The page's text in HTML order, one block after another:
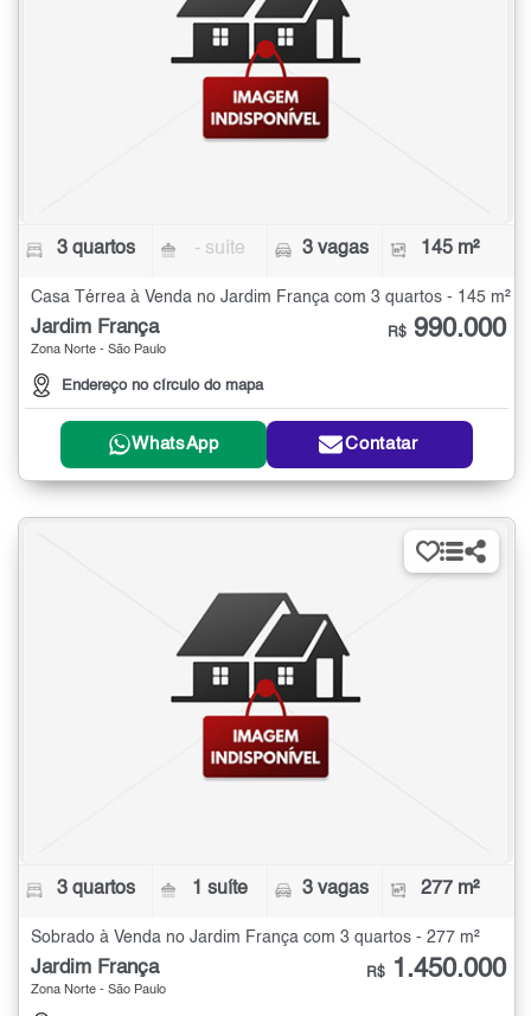
3 quartos - suíte 3 vagas 145 m²
Casa Térrea à Venda no Jardim França com 3 quartos - 145 m²
Jardim França
Zona Norte - São Paulo
Endereço no círculo do mapa
R$ 990.000
WhatsApp Contatar
3 quartos 1 suíte 3 vagas 277 m²
Sobrado à Venda no Jardim França com 3 quartos - 277 m²
Jardim França
Zona Norte - São Paulo
R$ 1.450.000